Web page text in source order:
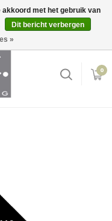
Inloggen
0
akkoord met het gebruik van
Dit bericht verbergen
»